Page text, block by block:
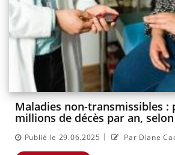
Maladies non-transmissibles :
millions de décès par an, selon
Publié le 29.06.2025 | Par Diane